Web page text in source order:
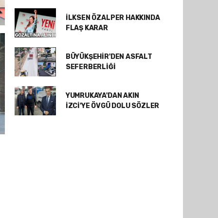
İLKSEN ÖZALPER HAKKINDA
FLAŞ KARAR
BÜYÜKŞEHİR'DEN ASFALT
SEFERBERLİĞİ
YUMRUKAYA'DAN AKIN
İZCİ'YE ÖVGÜ DOLU SÖZLER